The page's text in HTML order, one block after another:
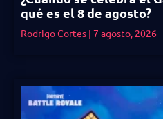
qué es el 8 de agosto?
Rodrigo Cortes 7 agosto, 2026